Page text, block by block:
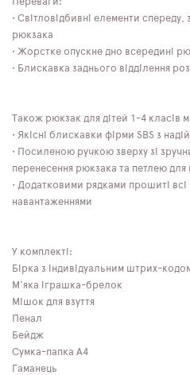
• Світловідбивні елементи спереду,
рюкзака
• Жорстке опускне дно всередині
• Блискавка заднього відділення
Також рюкзак для дітей 1-4 класів
• Якісні блискавки фірми SBS з
• Посиленою ручкою зверху зі
перенесення рюкзака та петлею для
• Додатковими рядками прошиті всі
навантаженнями
У комплекті:
Бірка з індивідуальним штрих-
М'яка іграшка-брелок
Мішок для взуття
Пенал
Бейдж
Сумка-папка А4
Гаманець